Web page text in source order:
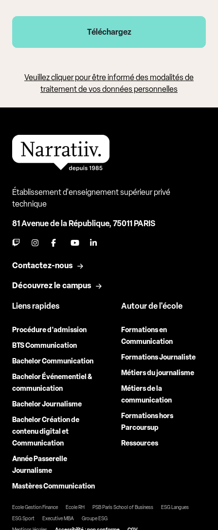
Veuillez cliquer pour être informé des modalités de
traitement de vos données personnelles
Établissement d'enseignement supérieur privé
technique
81 Avenue de la République, 75011 PARIS
Contactez-nous
Découvrez le campus
Liens rapides
Procédure d'admission
BTS Communication
Bachelor Communication
Bachelor Événementiel &
communication
Bachelor Journalisme
Bachelor Création de
contenu digital et
Communication
Année Passerelle
Journalisme
Mastères Communication
Autour de l'école
Formations en
Communication
Formations Journaliste
Métiers du journalisme
Métiers de la
communication
Formations hors
Parcoursup
Ressources
Ecole Gestion Finance Ecole RH PSB Paris School of Business
ESG Langues
ESG Sport
Executive MBA
Groupe ESG